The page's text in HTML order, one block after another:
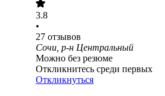
3.8
•
27 отзывов
Сочи, р-н Центральный
Можно без резюме
Откликнитесь среди первых
Откликнуться